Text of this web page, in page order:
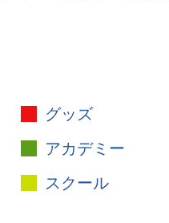
グッズ
アカデミー
スクール